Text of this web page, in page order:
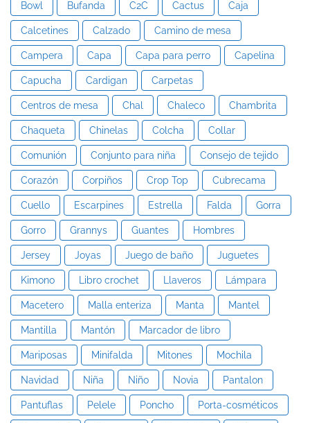
Bowl Bufanda C2C Cactus Caja
Calcetines Calzado Camino de mesa
Campera Capa Capa para perro Capelina
Capucha Cardigan Carpetas
Centros de mesa Chal Chaleco Chambrita
Chaqueta Chinelas Colcha Collar
Comunión Conjunto para niña Consejo de tejido
Corazón Corpiños Crop Top Cubrecama
Cuello Escarpines Estrella Falda Gorra
Gorro Grannys Guantes Hombres
Jersey Joyas Juego de baño Juguetes
Kimono Libro crochet Llaveros Lámpara
Macetero Malla enteriza Manta Mantel
Mantilla Mantón Marcador de libro
Mariposas Minifalda Mitones Mochila
Navidad Niña Niño Novia Pantalon
Pantuflas Pelele Poncho Porta-cosméticos